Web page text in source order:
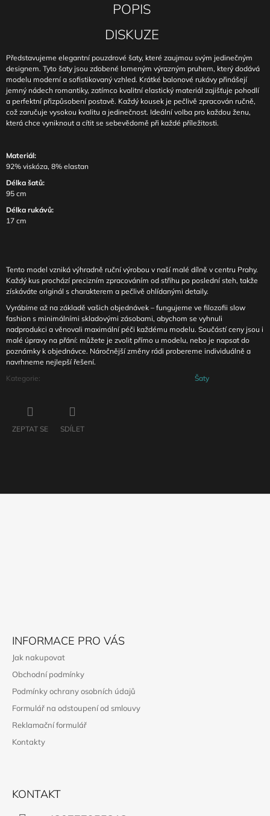
POPIS
DISKUZE
Představujeme elegantní pouzdrové šaty, které zaujmou svým jedinečným
designem. Tyto šaty jsou zdobené lomeným výrazným pruhem, který dodává
modelu moderní a sofistikovaný vzhled. Krátké balonové rukávy přinášejí
jemný nádech romantiky, zatímco kvalitní elastický materiál zajišťuje pohodlí
a perfektní přizpůsobení postavě. Každý kousek je pečlivě zpracován ručně,
což zaručuje vysokou kvalitu a jedinečnost. Ideální volba pro každou ženu,
která chce vyniknout a cítit se sebevědomě při každé příležitosti.
Materiál:
92% viskóza, 8% elastan
Délka šatů:
95 cm
Délka rukávů:
17 cm
Tento model vzniká výhradně ruční výrobou v naší malé dílně v centru Prahy.
Každý kus prochází precizním zpracováním od střihu po poslední steh, takže
získáváte originál s charakterem a pečlivě ohlídanými detaily.
Vyrábíme až na základě vašich objednávek – fungujeme ve filozofii slow
fashion s minimálními skladovými zásobami, abychom se vyhnuli
nadprodukci a věnovali maximální péči každému modelu. Součástí ceny jsou i
malé úpravy na přání: můžete je zvolit přímo u modelu, nebo je napsat do
poznámky k objednávce. Náročnější změny rádi probereme individuálně a
navrhneme nejlepší řešení.
Kategorie: Šaty
ZEPTAT SE SDÍLET
INFORMACE PRO VÁS
Jak nakupovat
Obchodní podmínky
Podmínky ochrany osobních údajů
Formulář na odstoupení od smlouvy
Reklamační formulář
Kontakty
KONTAKT